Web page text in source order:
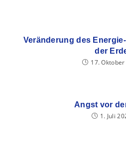
Veränderung des
der
17.
Angst vor
1. Juli